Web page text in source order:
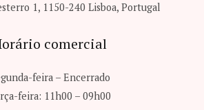
1, 1150-240 Lisboa, Portugal
comercial
feira – Encerrado
feira: 11h00 – 09h00